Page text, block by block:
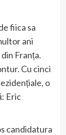
fiica sa
ani
Franța.
Cu cinci
o
Eric
candidatura